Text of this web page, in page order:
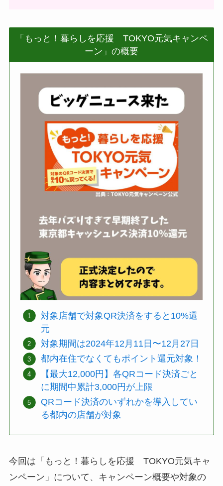
「もっと！暮らしを応援 TOKYO元気キャンペ
ーン」の概要
対象店舗で対象QR決済をすると10%還
元
対象期間は2024年12月11日〜12月27日
都内在住でなくてもポイント還元対象！
【最大12,000円】各QRコード決済ごと
に期間中累計3,000円が上限
QRコード決済のいずれかを導入してい
る都内の店舗が対象
今回は「もっと！暮らしを応援 TOKYO元気キャ
ンペーン」について、キャンペーン概要や対象の